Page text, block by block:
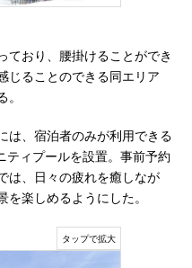
おり、腰掛けることができ
じることのできる同エリア
、宿泊者のみが利用できる
ィプールを設置。事前予約
は、日々の疲れを癒しなが
を楽しめるようにした。